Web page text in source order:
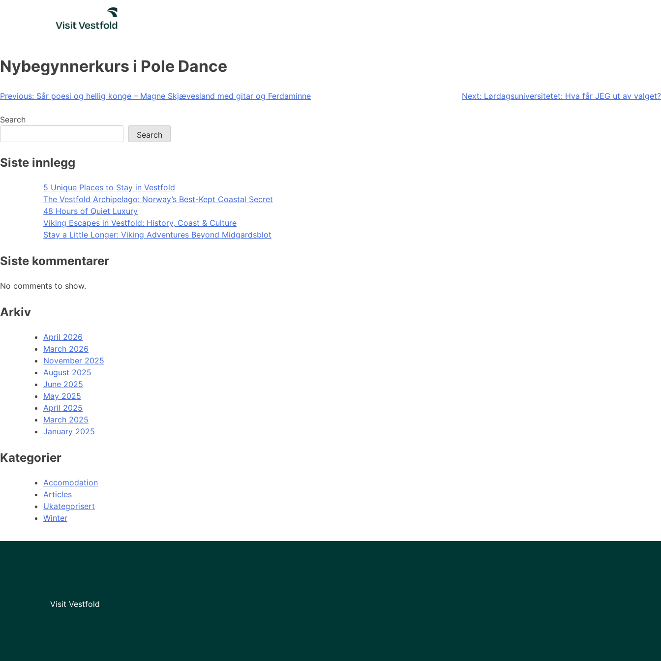
Nybegynnerkurs i Pole Dance
Post
navigation
Previous: Sår poesi og hellig konge – Magne Skjævesland med gitar og Ferdaminne Next: Lørdagsuniversitetet: Hva får JEG ut av valget?
Search
Search
Siste innlegg
5 Unique Places to Stay in Vestfold
The Vestfold Archipelago: Norway’s Best-Kept Coastal Secret
48 Hours of Quiet Luxury
Viking Escapes in Vestfold: History, Coast & Culture
Stay a Little Longer: Viking Adventures Beyond Midgardsblot
Siste kommentarer
No comments to show.
Arkiv
April 2026
March 2026
November 2025
August 2025
June 2025
May 2025
April 2025
March 2025
January 2025
Kategorier
Accomodation
Articles
Ukategorisert
Winter
Visit Vestfold